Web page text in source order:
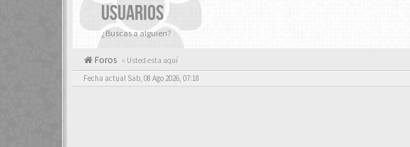
USUARIOS
¿Buscas a alguien?
Foros « Usted esta aquí
Fecha actual Sab, 08 Ago 2026, 07:18